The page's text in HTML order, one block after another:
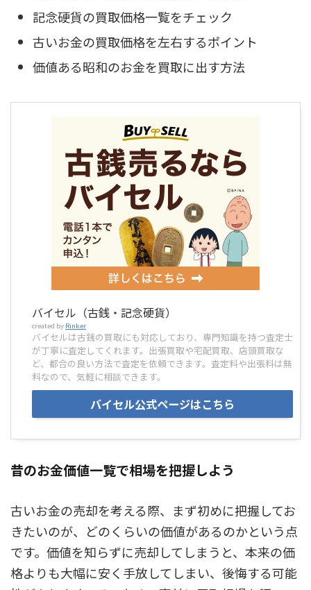
記念硬貨の買取価格一覧をチェック
古いお金の買取価格を左右するポイント
価値ある昭和のお金を買取に出す方法
バイセル（古銭・記念硬貨）
created by Rinker
バイセルは古銭の買取にも対応しており、専門知識を持つ査定士
が丁寧に査定してくれます。出張買取や宅配買取、店頭買取な
ど、都合の良い方法で査定を依頼できます。査定料や出張料は無
料なので、気軽に相談できます。
バイセル公式ページはこちら
昔のお金価値一覧で相場を把握しよう
古いお金の売却を考える際、まず初めに把握してお
きたいのが、どのくらいの価値があるのかという点
です。価値を知らずに売却してしまうと、本来の価
格よりも大幅に安く手放してしまい、後悔する可能